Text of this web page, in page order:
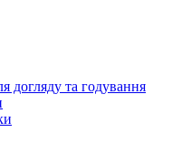
догляду та годування